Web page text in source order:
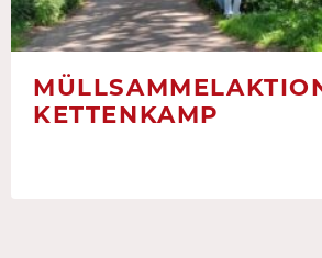
KETTENKAMP